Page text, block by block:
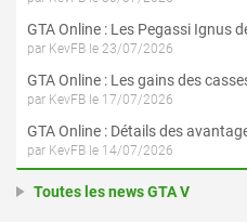
par KevFB le 23/07/2026
par KevFB le 17/07/2026
par KevFB le 14/07/2026
Toutes les news GTA V